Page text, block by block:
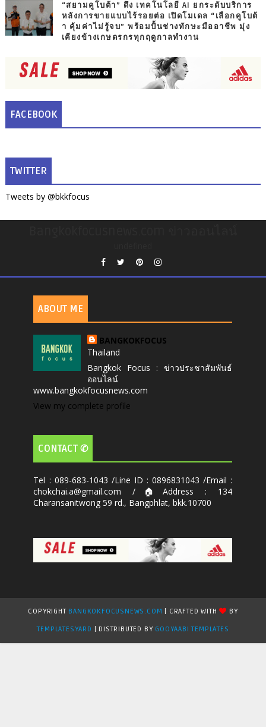
“สยามคูโบต้า” ดึง เทคโนโลยี AI ยกระดับบริการ
หลังการขายแบบไร้รอยต่อ เปิดโมเดล “เลือกคูโบต้
า คุ้มค่าไม่รู้จบ” พร้อมปั้นช่างทักษะมืออาชีพ มุ่ง
เคียงข้างเกษตรกรทุกฤดูกาลทำงาน
FACEBOOK
TWITTER
Tweets by @bkkfocus
ABOUT ME
BANGKOKFOCUS
Thailand
Bangkok Focus : ข่าวประชาสัมพันธ์
ออนไลน์
www.bangkokfocusnews.com
View my complete profile
CONTACT ✆
Tel : 089-683-1043 /Line ID : 0896831043 /Email :
chokchai.a@gmail.com /🏠Address : 134
Charansanitwong 59 rd., Bangphlat, bkk.10700
COPYRIGHT BANGKOKFOCUSNEWS.COM | CRAFTED WITH
BY
TEMPLATESYARD
| DISTRIBUTED BY GOOYAABI TEMPLATES